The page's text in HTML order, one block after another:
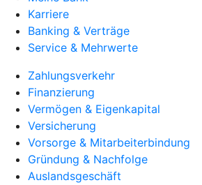
Karriere
Banking & Verträge
Service & Mehrwerte
Zahlungsverkehr
Finanzierung
Vermögen & Eigenkapital
Versicherung
Vorsorge & Mitarbeiterbindung
Gründung & Nachfolge
Auslandsgeschäft